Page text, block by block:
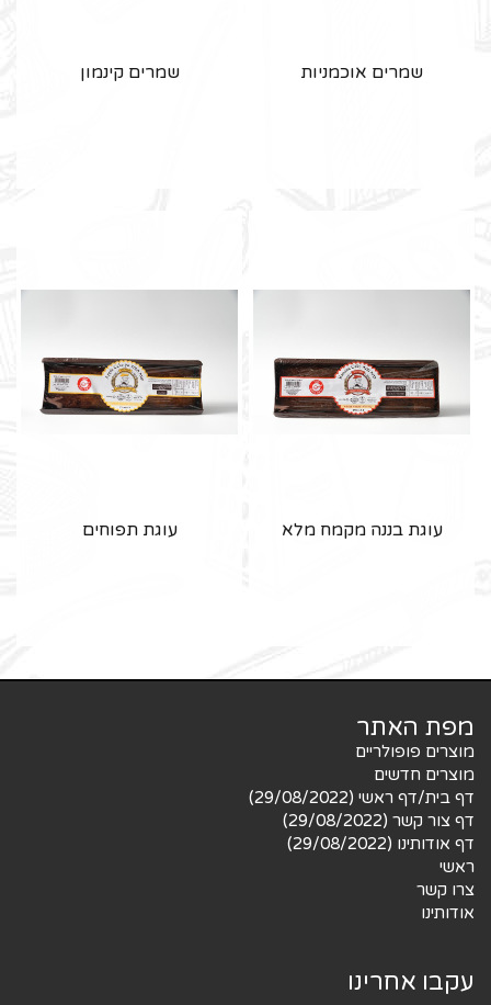
שמרים אוכמניות שמרים קינמון
עוגת בננה מקמח מלא עוגת תפוחים
מפת האתר
מוצרים פופולריים
מוצרים חדשים
דף בית/דף ראשי (29/08/2022)
דף צור קשר (29/08/2022)
דף אודותינו (29/08/2022)
ראשי
צרו קשר
אודותינו
עקבו אחרינו